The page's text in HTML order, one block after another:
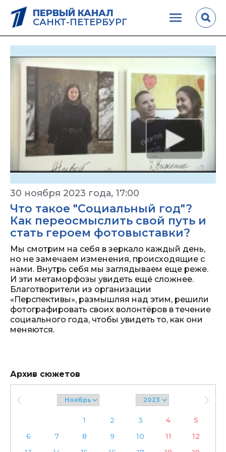
ПЕРВЫЙ КАНАЛ
САНКТ-ПЕТЕРБУРГ
30 ноября 2023 года, 17:00
Что такое "Социальный год"?
Как переосмыслить свой путь и
стать героем фотовыставки?
Мы смотрим на себя в зеркало каждый день,
но не замечаем изменения, происходящие с
нами. Внутрь себя мы заглядываем еще реже.
И эти метаморфозы увидеть ещё сложнее.
Благотворители из организации
«Перспективы», размышляя над этим, решили
фотографировать своих волонтёров в течение
социального года, чтобы увидеть то, как они
меняются.
Архив сюжетов
1 2 3 4
5
6
7 8 9 10 11
12